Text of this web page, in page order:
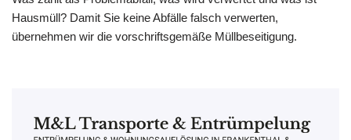
Hausmüll? Damit Sie keine Abfälle falsch verwerten,
übernehmen wir die vorschriftsgemäße Müllbeseitigung.